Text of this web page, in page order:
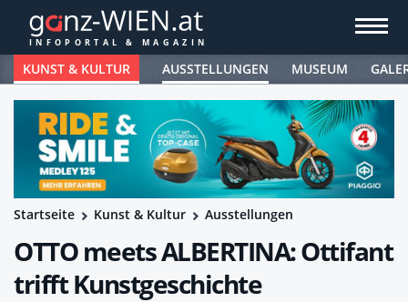
KUNST & KULTUR AUSSTELLUNGEN MUSEUM
Startseite Kunst & Kultur Ausstellungen
OTTO meets ALBERTINA: Ottifant
trifft Kunstgeschichte